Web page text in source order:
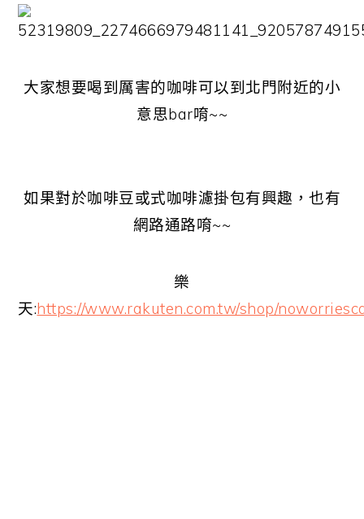
大家想要喝到厲害的咖啡可以到北門附近的小
意思bar唷~~
如果對於咖啡豆或式咖啡濾掛包有興趣，也有
網路通路唷~~
樂
天:https://www.rakuten.com.tw/shop/